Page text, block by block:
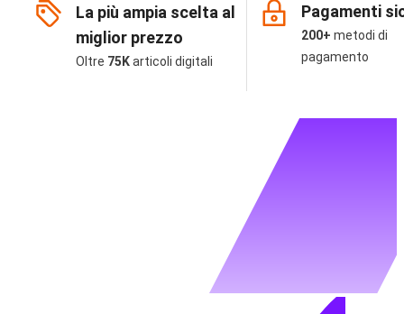
La più ampia scelta al
miglior prezzo
Oltre 75Karticoli digitali
Pagamenti
200+ metodi di
pagamento